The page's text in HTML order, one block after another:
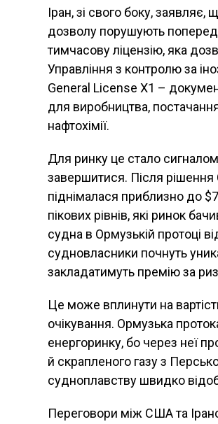
Іран, зі свого боку,
дозволу порушують
тимчасову ліцензію, яка
Управління з контролю за
General License X1 –
для виробництва,
нафтохімії.
Для ринку це стало
завершитися. Після
піднімалася приблизно до
пікових рівнів, які ринок
судна в Ормузькій протоці
судновласники почнуть
закладатимуть премію за
Це може вплинути на
очікування. Ормузька
енергоринку, бо через неї
й скрапленого газу з
судноплавству швидко
Переговори між США та